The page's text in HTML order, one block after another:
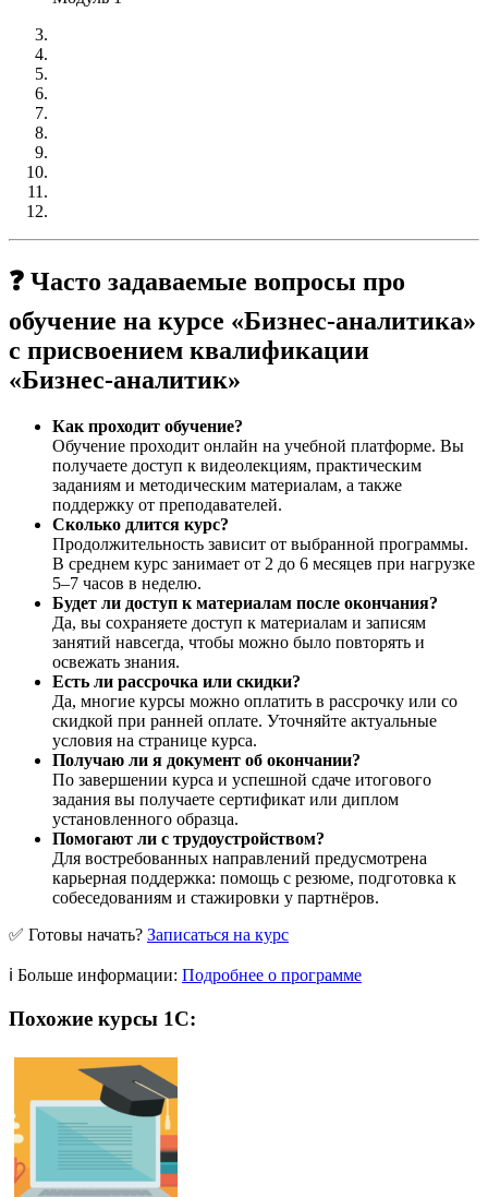
❓ Часто задаваемые вопросы про
обучение на курсе «Бизнес-аналитика»
с присвоением квалификации
«Бизнес-аналитик»
Как проходит обучение?
Обучение проходит онлайн на учебной платформе. Вы
получаете доступ к видеолекциям, практическим
заданиям и методическим материалам, а также
поддержку от преподавателей.
Сколько длится курс?
Продолжительность зависит от выбранной программы.
В среднем курс занимает от 2 до 6 месяцев при нагрузке
5–7 часов в неделю.
Будет ли доступ к материалам после окончания?
Да, вы сохраняете доступ к материалам и записям
занятий навсегда, чтобы можно было повторять и
освежать знания.
Есть ли рассрочка или скидки?
Да, многие курсы можно оплатить в рассрочку или со
скидкой при ранней оплате. Уточняйте актуальные
условия на странице курса.
Получаю ли я документ об окончании?
По завершении курса и успешной сдаче итогового
задания вы получаете сертификат или диплом
установленного образца.
Помогают ли с трудоустройством?
Для востребованных направлений предусмотрена
карьерная поддержка: помощь с резюме, подготовка к
собеседованиям и стажировки у партнёров.
✅ Готовы начать? Записаться на курс
ℹ️ Больше информации: Подробнее о программе
Похожие курсы 1С: